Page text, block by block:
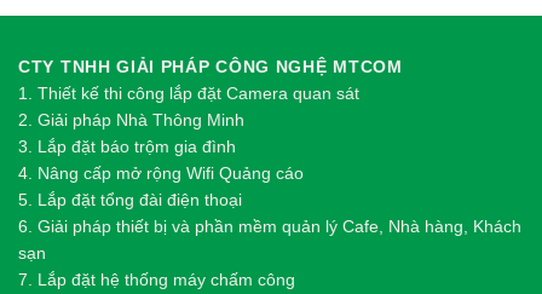
CTY TNHH GIẢI PHÁP CÔNG NGHỆ MTCOM
1. Thiết kế thi công lắp đặt Camera quan sát
2. Giải pháp Nhà Thông Minh
3. Lắp đặt báo trộm gia đình
4. Nâng cấp mở rộng Wifi Quảng cáo
5. Lắp đặt tổng đài điện thoại
6. Giải pháp thiết bị và phần mềm quản lý Cafe, Nhà hàng, Khách
sạn
7. Lắp đặt hệ thống máy chấm công